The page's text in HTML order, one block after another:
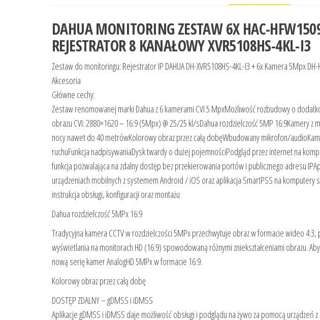
DAHUA MONITORING ZESTAW 6X HAC-
REJESTRATOR 8 KANAŁOWY XVR5108HS-4KL-I3
Zestaw do monitoringu: Rejestrator IP DAHUA DH-XVR5108HS-4KL-I3 + 6x Kamera 5Mpx
Akcesoria
Główne cechy:
Zestaw renomowanej marki Dahua z 6 kamerami CVI 5 MpxMożliwość rozbudowy o
obrazu CVI: 2880×1620 – 16:9 (5Mpx) @ 25/25 kl/sDahua rozdzielczość 5MP 16:9Kamery
nocy nawet do 40 metrówKolorowy obraz przez całą dobęWbudowany mikrofon/
ruchuFunkcja nadpisywaniaDysk twardy o dużej pojemnościPodgląd przez internet na
funkcja pozwalająca na zdalny dostęp bez przekierowania portów i publicznego adresu
urządzeniach mobilnych z systemem Android / iOS oraz aplikacja SmartPSS na
instrukcja obsługi, konfiguracji oraz montażu
Dahua rozdzielczość 5MPx 16:9
Tradycyjna kamera CCTV w rozdzielczości 5MPx przechwytuje obraz w formacie wideo
wyświetlania na monitorach HD (16:9) spowodowaną różnymi zniekształceniami obrazu.
nową serię kamer AnalogHD 5MPx w formacie 16:9.
Kolorowy obraz przez całą dobę
DOSTĘP ZDALNY – gDMSS i iDMSS
Aplikacje gDMSS i iDMSS daje możliwość obsługi i podglądu na żywo za pomocą